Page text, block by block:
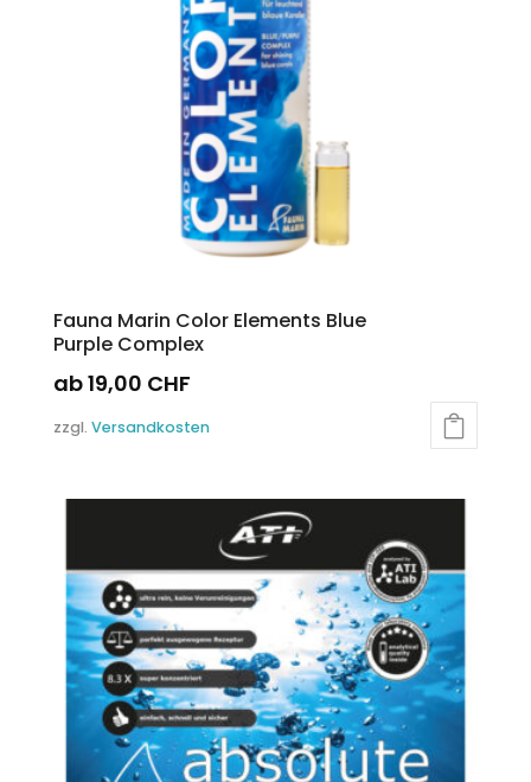
Fauna Marin Color Elements Blue
Purple Complex
ab19,00 CHF
Produkt
mehrere
Die
Optionen
können
auf
der
Produktseite
gewählt
werden
zzgl. Versandkosten